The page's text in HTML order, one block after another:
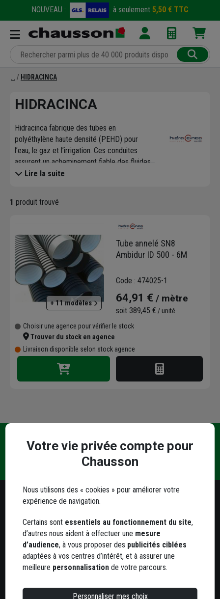
NOUVEAU : à seulement 5,50 € TTC
HIDRACINCA
HIDRACINCA
Hidracinca fabrique des tubes en
polyéthylène haute densité (PEHD) pour
l’eau, le gaz et l’irrigation. Ces conduites
assurent un acheminement fiable des fluides
tout en résistant aux pressions et aux
urbains aux installations agricoles.
facilite l’installation. Résistants aux UV et aux
produits chimiques, ces tubes conviennent
aux zones exposées comme aux réseaux
enterrés. Leur flexibilité permet de s’ajuster
facilement aux configurations de terrain et
aux besoins spécifiques des chantiers.
Hidracinca propose des tubes PEHD
performants et modulables pour des
solutions simplifient la mise en place et
l’entretien des réseaux. La gamme permet de
choisir l’option adaptée à chaque projet,
garantissant sécurité et fiabilité.
Lire la suite
1 produit trouvé
+ 11 modèles
Tube annelé SN8
Ambidur ID 500 - 6M
Code : 474025-1
64,91 € / mètre
soit 389,45 € / unité
Choisir une agence pour vérifier le stock
Trouver du stock en agence
Livraison disponible selon stock agence
Livraison
et retrait
Une
question
?
Paiement
Besoin d'un conseil ?
Notre service client est à votre écoute
Du lundi au jeudi
de 8h à 12h et de 13h30 à 17h
Le vendredi
de 8h à 12h et de 13h30 à 16h
05 63 78 33 33
Votre vie privée compte pour
Chausson
Nous utilisons des « cookies » pour améliorer votre
expérience de navigation.
Certains sont essentiels au fonctionnement du site,
d’autres nous aident à effectuer une mesure
d’audience, à vous proposer des publicités ciblées
adaptées à vos centres d’intérêt, et à assurer une
meilleure personnalisation de votre parcours.
Personnaliser mes choix